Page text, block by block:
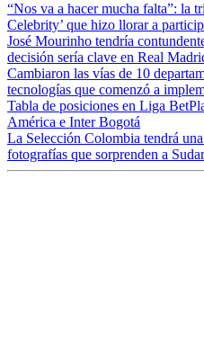
“Nos va a hacer mucha falta”: la
Celebrity’ que hizo llorar a
José Mourinho tendría
decisión sería clave en Real
Cambiaron las vías de 10
tecnologías que comenzó a
Tabla de posiciones en Liga
América e Inter Bogotá
La Selección Colombia tendrá
fotografías que sorprenden a